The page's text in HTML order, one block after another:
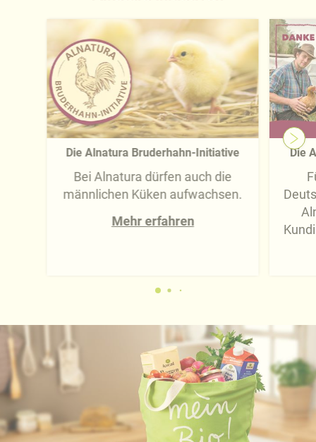
Die Alnatura Bruderhahn-Initiative
Bei Alnatura dürfen auch die
männlichen Küken aufwachsen.
Mehr erfahren
Die